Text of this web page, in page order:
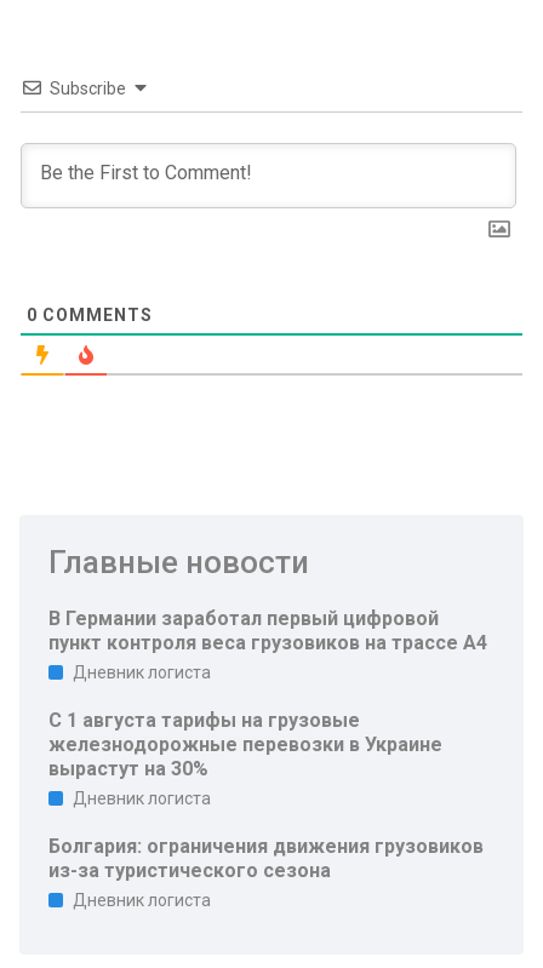
Subscribe
0 COMMENTS
Главные новости
В Германии заработал первый цифровой
пункт контроля веса грузовиков на трассе A4
Дневник логиста
С 1 августа тарифы на грузовые
железнодорожные перевозки в Украине
вырастут на 30%
Дневник логиста
Болгария: ограничения движения грузовиков
из-за туристического сезона
Дневник логиста